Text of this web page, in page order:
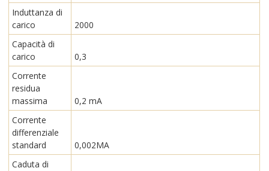
Induttanza di
carico
2000
Capacità di
carico
0,3
Corrente
residua
massima
0,2 mA
Corrente
differenziale
standard
0,002MA
Caduta di